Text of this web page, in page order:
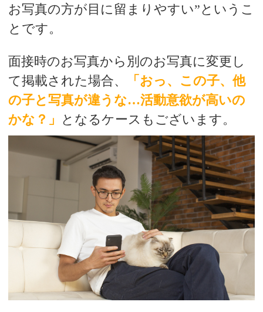
お写真の方が目に留まりやすい”というこ
とです。
面接時のお写真から別のお写真に変更し
て掲載された場合、
「おっ、この子、他
の子と写真が違うな…活動意欲が高いの
かな？」 となるケースもございます。